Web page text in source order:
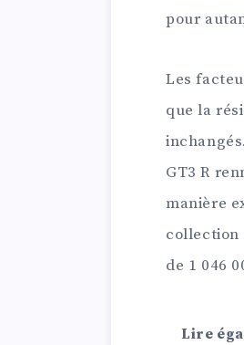
pour
Les
que la
GT3 R
manière
collection
de 1 046
Lire